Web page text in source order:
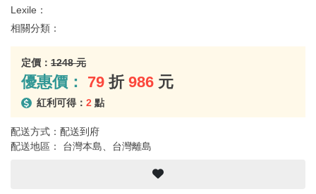
Lexile：
相關分類：
定價： 1248 元
優惠價： 79 折 986 元
紅利可得： 2 點
配送方式：配送到府
配送地區： 台灣本島、台灣離島